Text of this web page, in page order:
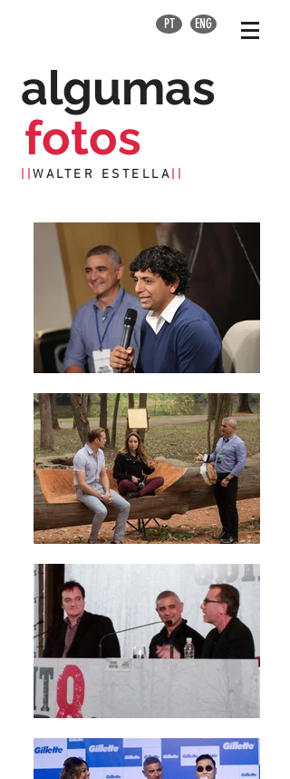
PT ENG
algumas
fotos
WALTER ESTELLA